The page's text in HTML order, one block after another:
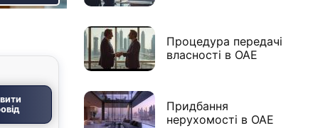
Процедура передачі
власності в ОАЕ
Придбання
нерухомості в ОАЕ